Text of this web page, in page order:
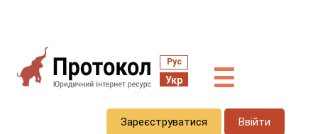
Рус
Укр ☰
Зареєструватися Ввійти